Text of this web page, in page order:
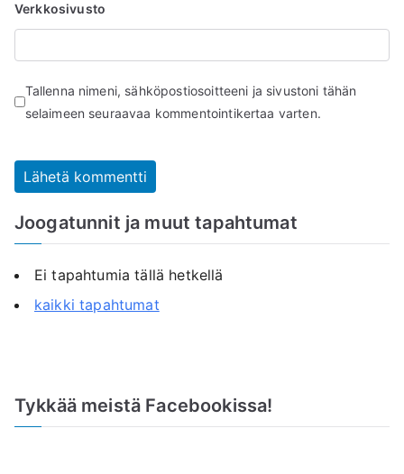
Verkkosivusto
Tallenna nimeni, sähköpostiosoitteeni ja sivustoni tähän
selaimeen seuraavaa kommentointikertaa varten.
Joogatunnit ja muut tapahtumat
Ei tapahtumia tällä hetkellä
kaikki tapahtumat
Tykkää meistä Facebookissa!